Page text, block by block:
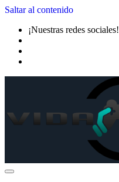
Saltar al contenido
¡Nuestras redes sociales!